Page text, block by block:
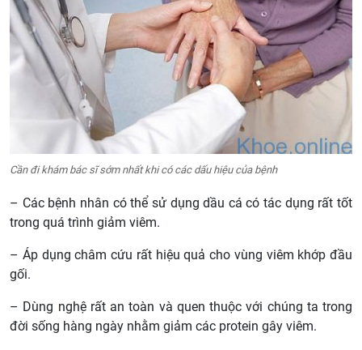
Cần đi khám bác sĩ sớm nhất khi có các dấu hiệu của bệnh
– Các bệnh nhân có thể sử dụng dầu cá có tác dụng rất tốt
trong quá trình giảm viêm.
– Áp dụng châm cứu rất hiệu quả cho vùng viêm khớp đầu
gối.
– Dùng nghệ rất an toàn và quen thuộc với chúng ta trong
đời sống hàng ngày nhằm giảm các protein gây viêm.